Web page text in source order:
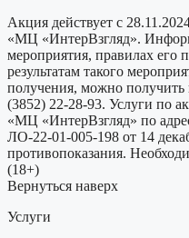
Акция действует с
«МЦ «ИнтерВзгляд».
мероприятия, правилах его
результатам такого
получения, можно получить
(3852) 22-28-93. Услуги по
«МЦ «ИнтерВзгляд» по
ЛО-22-01-005-198 от 14
противопоказания.
(18+)
Вернуться наверх
Услуги